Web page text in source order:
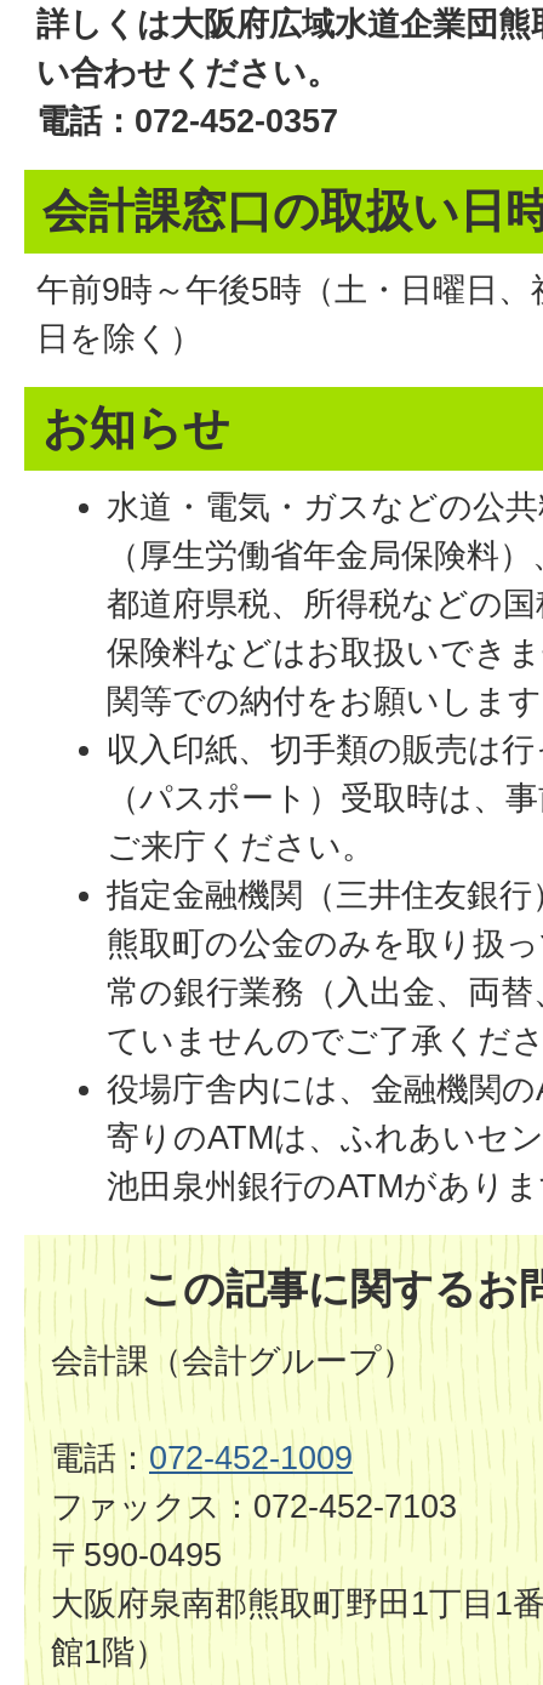
詳しくは大阪府広域水道企業団
い合わせください。
電話：072-452-0357
会計課窓口の取扱い日
午前9時～午後5時（土・日曜日
日を除く）
お知らせ
水道・電気・ガスなどの公
（厚生労働省年金局保険料
都道府県税、所得税などの
保険料などはお取扱いでき
関等での納付をお願いしま
収入印紙、切手類の販売は
（パスポート）受取時は、
ご来庁ください。
指定金融機関（三井住友銀
熊取町の公金のみを取り扱
常の銀行業務（入出金、両
ていませんのでご了承くだ
役場庁舎内には、金融機関
寄りのATMは、ふれあいセ
池田泉州銀行のATMがあり
この記事に関するお
会計課（会計グループ）
電話： 072-452-1009
ファックス：072-452-7103
〒590-0495
大阪府泉南郡熊取町野田1丁目1
館1階）